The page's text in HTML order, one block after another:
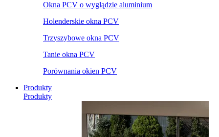
Okna PCV o wyglądzie aluminium
Holenderskie okna PCV
Trzyszybowe okna PCV
Tanie okna PCV
Porównania okien PCV
Produkty
Produkty